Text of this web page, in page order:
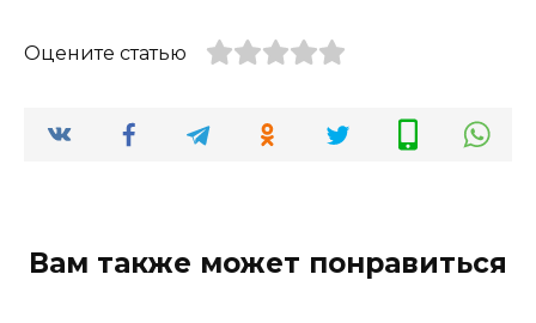
Оцените статью
Вам также может понравиться